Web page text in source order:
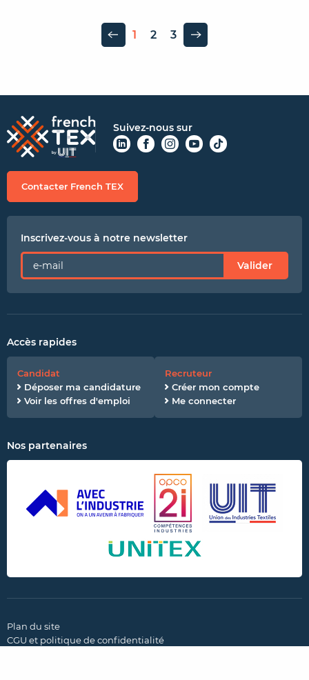
Page précédente 1 2 3 Page suivante
Suivez-nous sur
Contacter French TEX
Inscrivez-vous à notre newsletter
Valider
Accès rapides
Candidat
Déposer ma candidature
Voir les offres d'emploi
Recruteur
Créer mon compte
Me connecter
Nos partenaires
Plan du site
CGU et politique de confidentialité